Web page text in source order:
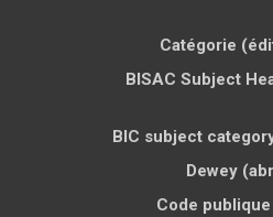
Catégorie
BISAC Subject
Dewey
Code